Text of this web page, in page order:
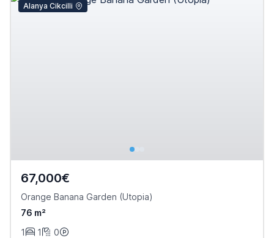
Alanya Cikcilli
67,000€
Orange Banana Garden (Utopia)
76 m²
1
1 0